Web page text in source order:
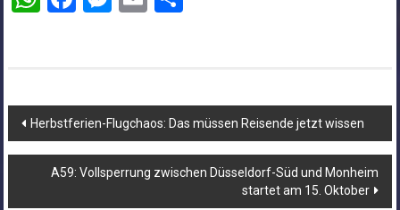
Beitragsnavigation
Herbstferien-Flugchaos: Das müssen Reisende jetzt wissen
A59: Vollsperrung zwischen Düsseldorf-Süd und Monheim
startet am 15. Oktober